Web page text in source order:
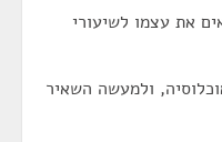
את עצמו לשיעורי
ולמעשה השאיר